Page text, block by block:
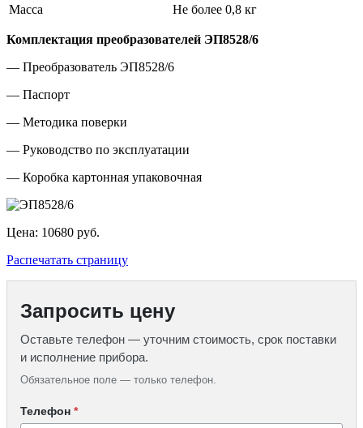
Масса
Не более 0,8 кг
Комплектация преобразователей ЭП8528/6
— Преобразователь ЭП8528/6
— Паспорт
— Методика поверки
— Руководство по эксплуатации
— Коробка картонная упаковочная
Цена: 10680 руб.
Распечатать страницу
Запросить цену
Оставьте телефон — уточним стоимость, срок поставки
и исполнение прибора.
Обязательное поле — только телефон.
Телефон *